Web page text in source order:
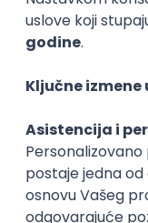
„Ovde mi je
ali mislim da je
najviše volim što
imam priliku da
stalno u pokretu i
prelepa mesta.
radno mesto
Međutim, posao
veliku